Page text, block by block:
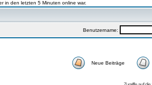
in den letzten 5 Minuten online war.
Benutzername:
Neue Beiträge